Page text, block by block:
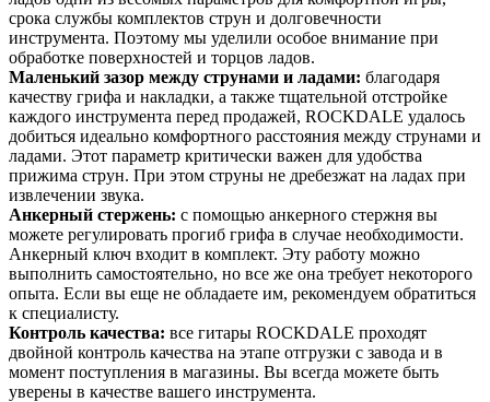
срока службы комплектов струн и долговечности
инструмента. Поэтому мы уделили особое внимание при
обработке поверхностей и торцов ладов.
Маленький зазор между струнами и ладами: благодаря
качеству грифа и накладки, а также тщательной отстройке
каждого инструмента перед продажей, ROCKDALE удалось
добиться идеально комфортного расстояния между струнами и
ладами. Этот параметр критически важен для удобства
прижима струн. При этом струны не дребезжат на ладах при
извлечении звука.
Анкерный стержень: с помощью анкерного стержня вы
можете регулировать прогиб грифа в случае необходимости.
Анкерный ключ входит в комплект. Эту работу можно
выполнить самостоятельно, но все же она требует некоторого
опыта. Если вы еще не обладаете им, рекомендуем обратиться
к специалисту.
Контроль качества: все гитары ROCKDALE проходят
двойной контроль качества на этапе отгрузки с завода и в
момент поступления в магазины. Вы всегда можете быть
уверены в качестве вашего инструмента.